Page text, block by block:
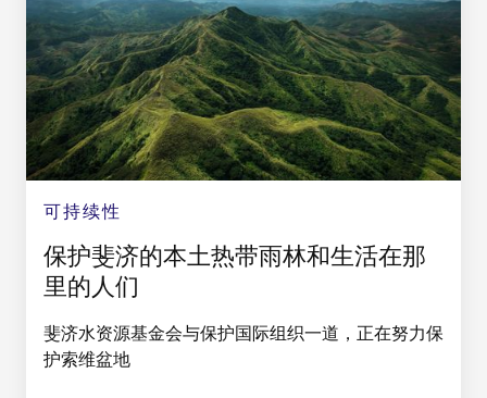
可持续性
保护斐济的本土热带雨林和生活在那
里的人们
斐济水资源基金会与保护国际组织一道，正在努力保
护索维盆地